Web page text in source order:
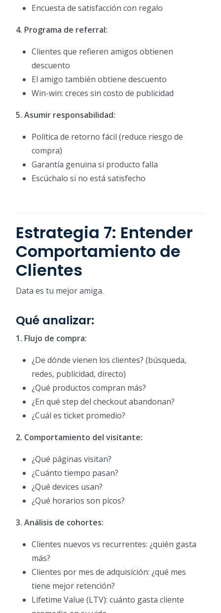
Encuesta de satisfacción con regalo
4. Programa de referral:
Clientes que refieren amigos obtienen
descuento
El amigo también obtiene descuento
Win-win: creces sin costo de publicidad
5. Asumir responsabilidad:
Política de retorno fácil (reduce riesgo de
compra)
Garantía genuina si producto falla
Escúchalo si no está satisfecho
Estrategia 7: Entender
Comportamiento de
Clientes
Data es tu mejor amiga.
Qué analizar:
1. Flujo de compra:
¿De dónde vienen los clientes? (búsqueda,
redes, publicidad, directo)
¿Qué productos compran más?
¿En qué step del checkout abandonan?
¿Cuál es ticket promedio?
2. Comportamiento del visitante:
¿Qué páginas visitan?
¿Cuánto tiempo pasan?
¿Qué devices usan?
¿Qué horarios son picos?
3. Análisis de cohortes:
Clientes nuevos vs recurrentes: ¿quién gasta
más?
Clientes por mes de adquisición: ¿qué mes
tiene mejor retención?
Lifetime Value (LTV): cuánto gasta cliente